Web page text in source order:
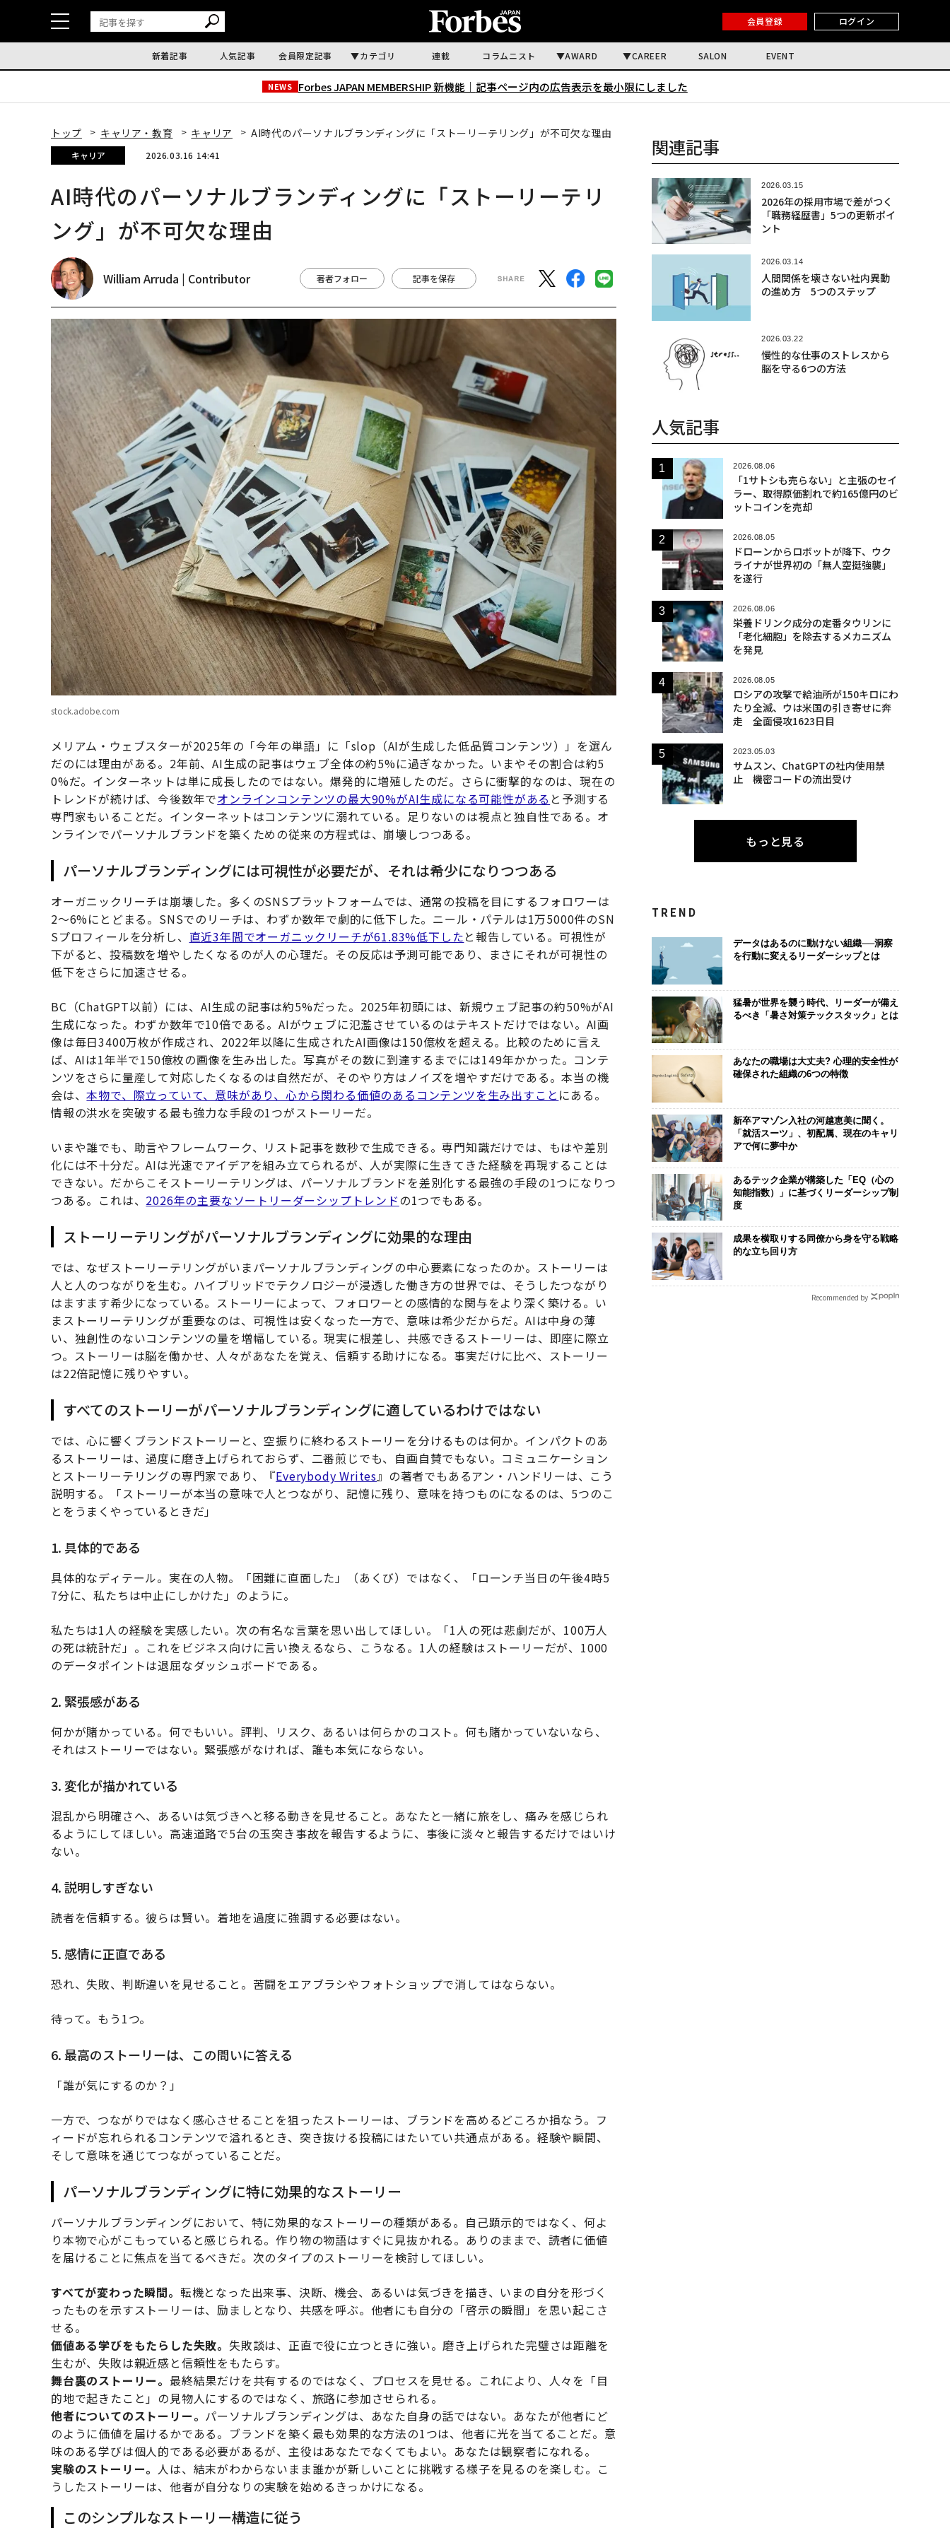
会員登録 ログイン
新着記事 人気記事 会員限定記事 カテゴリ 連載 コラムニスト AWARD CAREER SALON EVENT
NEWS Forbes JAPAN MEMBERSHIP 新機能｜ 記事ページ内の広告表示を最小限にしました
トップ キャリア・教育 キャリア AI時代のパーソナルブランディングに「ストーリーテリング」が不可欠な理由
キャリア 2026.03.16 14:41
AI時代のパーソナルブランディングに「ストーリーテリ
ング」が不可欠な理由
William Arruda | Contributor 著者フォロー 記事を保存
stock.adobe.com
メリアム・ウェブスターが2025年の「今年の単語」に「slop（AIが生成した低品質コンテンツ）」を選ん
だのには理由がある。2年前、AI生成の記事はウェブ全体の約5%に過ぎなかった。いまやその割合は約5
0%だ。インターネットは単に成長したのではない。爆発的に増殖したのだ。さらに衝撃的なのは、現在の
トレンドが続けば、今後数年でオンラインコンテンツの最大90%がAI生成になる可能性がある と予測する
専門家もいることだ。インターネットはコンテンツに溺れている。足りないのは視点と独自性である。オ
ンラインでパーソナルブランドを築くための従来の方程式は、崩壊しつつある。
パーソナルブランディングには可視性が必要だが、それは希少になりつつある
オーガニックリーチは崩壊した。多くのSNSプラットフォームでは、通常の投稿を目にするフォロワーは
2〜6%にとどまる。SNSでのリーチは、わずか数年で劇的に低下した。ニール・パテルは1万5000件のSN
Sプロフィールを分析し、 直近3年間でオーガニックリーチが61.83%低下したと報告している。可視性が
下がると、投稿数を増やしたくなるのが人の心理だ。その反応は予測可能であり、まさにそれが可視性の
低下をさらに加速させる。
BC（ChatGPT以前）には、AI生成の記事は約5%だった。2025年初頭には、新規ウェブ記事の約50%がAI
生成になった。わずか数年で10倍である。AIがウェブに氾濫させているのはテキストだけではない。AI画
像は毎日3400万枚が作成され、2022年以降に生成されたAI画像は150億枚を超える。比較のために言え
ば、AIは1年半で150億枚の画像を生み出した。写真がその数に到達するまでには149年かかった。コンテ
ンツをさらに量産して対応したくなるのは自然だが、そのやり方はノイズを増やすだけである。本当の機
会は、本物で、際立っていて、意味があり、心から関わる価値のあるコンテンツを生み出すこと にある。
情報の洪水を突破する最も強力な手段の1つがストーリーだ。
いまや誰でも、助言やフレームワーク、リスト記事を数秒で生成できる。専門知識だけでは、もはや差別
化には不十分だ。AIは光速でアイデアを組み立てられるが、人が実際に生きてきた経験を再現することは
できない。だからこそストーリーテリングは、パーソナルブランドを差別化する最強の手段の1つになりつ
つある。これは、 2026年の主要なソートリーダーシップトレンドの1つでもある。
ストーリーテリングがパーソナルブランディングに効果的な理由
では、なぜストーリーテリングがいまパーソナルブランディングの中心要素になったのか。ストーリーは
人と人のつながりを生む。ハイブリッドでテクノロジーが浸透した働き方の世界では、そうしたつながり
はますます希少になっている。ストーリーによって、フォロワーとの感情的な関与をより深く築ける。い
まストーリーテリングが重要なのは、可視性は安くなった一方で、意味は希少だからだ。AIは中身の薄
い、独創性のないコンテンツの量を増幅している。現実に根差し、共感できるストーリーは、即座に際立
つ。ストーリーは脳を働かせ、人々があなたを覚え、信頼する助けになる。事実だけに比べ、ストーリー
は22倍記憶に残りやすい。
すべてのストーリーがパーソナルブランディングに適しているわけではない
では、心に響くブランドストーリーと、空振りに終わるストーリーを分けるものは何か。インパクトのあ
るストーリーは、過度に磨き上げられておらず、二番煎じでも、自画自賛でもない。コミュニケーション
とストーリーテリングの専門家であり、『Everybody Writes』の著者でもあるアン・ハンドリーは、こう
説明する。「ストーリーが本当の意味で人とつながり、記憶に残り、意味を持つものになるのは、5つのこ
とをうまくやっているときだ」
1. 具体的である
具体的なディテール。実在の人物。「困難に直面した」（あくび）ではなく、「ローンチ当日の午後4時5
7分に、私たちは中止にしかけた」のように。
私たちは1人の経験を実感したい。次の有名な言葉を思い出してほしい。「1人の死は悲劇だが、100万人
の死は統計だ」。これをビジネス向けに言い換えるなら、こうなる。1人の経験はストーリーだが、1000
のデータポイントは退屈なダッシュボードである。
2. 緊張感がある
何かが賭かっている。何でもいい。評判、リスク、あるいは何らかのコスト。何も賭かっていないなら、
それはストーリーではない。緊張感がなければ、誰も本気にならない。
3. 変化が描かれている
混乱から明確さへ、あるいは気づきへと移る動きを見せること。あなたと一緒に旅をし、痛みを感じられ
るようにしてほしい。高速道路で5台の玉突き事故を報告するように、事後に淡々と報告するだけではいけ
ない。
4. 説明しすぎない
読者を信頼する。彼らは賢い。着地を過度に強調する必要はない。
5. 感情に正直である
恐れ、失敗、判断違いを見せること。苦闘をエアブラシやフォトショップで消してはならない。
待って。もう1つ。
6. 最高のストーリーは、この問いに答える
「誰が気にするのか？」
一方で、つながりではなく感心させることを狙ったストーリーは、ブランドを高めるどころか損なう。フ
ィードが忘れられるコンテンツで溢れるとき、突き抜ける投稿にはたいてい共通点がある。経験や瞬間、
そして意味を通じてつながっていることだ。
パーソナルブランディングに特に効果的なストーリー
パーソナルブランディングにおいて、特に効果的なストーリーの種類がある。自己顕示的ではなく、何よ
り本物で心がこもっていると感じられる。作り物の物語はすぐに見抜かれる。ありのままで、読者に価値
を届けることに焦点を当てるべきだ。次のタイプのストーリーを検討してほしい。
すべてが変わった瞬間。 転機となった出来事、決断、機会、あるいは気づきを描き、いまの自分を形づく
ったものを示すストーリーは、励ましとなり、共感を呼ぶ。他者にも自分の「啓示の瞬間」を思い起こさ
せる。
価値ある学びをもたらした失敗。失敗談は、正直で役に立つときに強い。磨き上げられた完璧さは距離を
生むが、失敗は親近感と信頼性をもたらす。
舞台裏のストーリー。 最終結果だけを共有するのではなく、プロセスを見せる。これにより、人々を「目
的地で起きたこと」の見物人にするのではなく、旅路に参加させられる。
他者についてのストーリー。 パーソナルブランディングは、あなた自身の話ではない。あなたが他者にど
のように価値を届けるかである。ブランドを築く最も効果的な方法の1つは、他者に光を当てることだ。意
味のある学びは個人的である必要があるが、主役はあなたでなくてもよい。あなたは観察者になれる。
実験のストーリー。 人は、結末がわからないまま誰かが新しいことに挑戦する様子を見るのを楽しむ。こ
うしたストーリーは、他者が自分なりの実験を始めるきっかけになる。
このシンプルなストーリー構造に従う
関連記事
2026.03.15
2026年の採用市場で差がつく
「職務経歴書」5つの更新ポイ
ント
2026.03.14
人間関係を壊さない社内異動
の進め方 5つのステップ
2026.03.22
慢性的な仕事のストレスから
脳を守る6つの方法
人気記事
2026.08.06
「1サトシも売らない」と主張のセイ
ラー、取得原価割れで約165億円のビ
ットコインを売却
2026.08.05
ドローンからロボットが降下、ウク
ライナが世界初の「無人空挺強襲」
を遂行
2026.08.06
栄養ドリンク成分の定番タウリンに
「老化細胞」を除去するメカニズム
を発見
2026.08.05
ロシアの攻撃で給油所が150キロにわ
たり全滅、ウは米国の引き寄せに奔
走 全面侵攻1623日目
2023.05.03
サムスン、ChatGPTの社内使用禁
止 機密コードの流出受け
もっと見る
TREND
データはあるのに動けない組織──洞察
を行動に変えるリーダーシップとは
猛暑が世界を襲う時代、リーダーが備え
るべき「暑さ対策テックスタック」とは
あなたの職場は大丈夫? 心理的安全性が
確保された組織の6つの特徴
新卒アマゾン入社の河越恵美に聞く。
「就活スーツ」、初配属、現在のキャリ
アで何に夢中か
あるテック企業が構築した「EQ（心の
知能指数）」に基づくリーダーシップ制
度
成果を横取りする同僚から身を守る戦略
的な立ち回り方
Recommended by